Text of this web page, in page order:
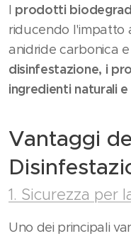
I prodotti
riducendo l'impatto
anidride carbonica
disinfestazione, i
ingredienti naturali
Vantaggi
1. Sicurezza per
Uno dei principali